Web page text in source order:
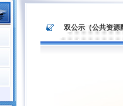
> 双公示（公共资源